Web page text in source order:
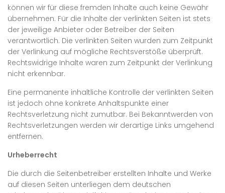
können wir für diese fremden Inhalte auch keine Gewähr
übernehmen. Für die Inhalte der verlinkten Seiten ist stets
der jeweilige Anbieter oder Betreiber der Seiten
verantwortlich. Die verlinkten Seiten wurden zum Zeitpunkt
der Verlinkung auf mögliche Rechtsverstöße überprüft.
Rechtswidrige Inhalte waren zum Zeitpunkt der Verlinkung
nicht erkennbar.
Eine permanente inhaltliche Kontrolle der verlinkten Seiten
ist jedoch ohne konkrete Anhaltspunkte einer
Rechtsverletzung nicht zumutbar. Bei Bekanntwerden von
Rechtsverletzungen werden wir derartige Links umgehend
entfernen.
Urheberrecht
Die durch die Seitenbetreiber erstellten Inhalte und Werke
auf diesen Seiten unterliegen dem deutschen